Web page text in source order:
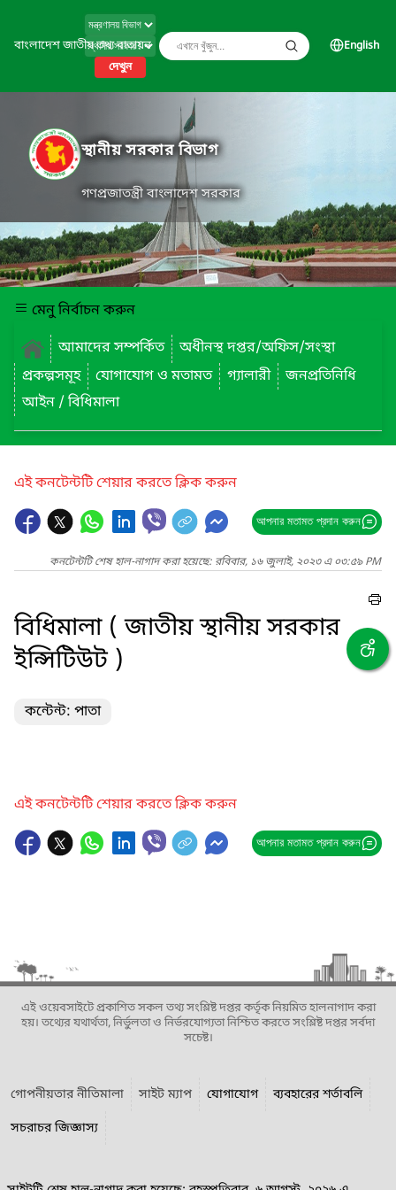
বাংলাদেশ জাতীয় তথ্য বাতায়ন
দেখুন
English
স্থানীয় সরকার বিভাগ
গণপ্রজাতন্ত্রী বাংলাদেশ সরকার
মেনু নির্বাচন করুন
আমাদের সম্পর্কিত
অধীনস্থ দপ্তর/অফিস/সংস্থা
প্রকল্পসমূহ
যোগাযোগ ও মতামত গ্যালারী
জনপ্রতিনিধি
আইন / বিধিমালা
এই কনটেন্টটি শেয়ার করতে ক্লিক করুন
আপনার মতামত প্রদান করুন
কনটেন্টটি শেষ হাল-নাগাদ করা হয়েছে: রবিবার, ১৬ জুলাই, ২০২৩ এ ০৩:৫৯ PM
বিধিমালা ( জাতীয় স্থানীয় সরকার
ইন্সিটিউট )
কন্টেন্ট: পাতা
এই কনটেন্টটি শেয়ার করতে ক্লিক করুন
আপনার মতামত প্রদান করুন
এই ওয়েবসাইটে প্রকাশিত সকল তথ্য সংশ্লিষ্ট দপ্তর কর্তৃক নিয়মিত হালনাগাদ করা
হয়। তথ্যের যথার্থতা, নির্ভুলতা ও নির্ভরযোগ্যতা নিশ্চিত করতে সংশ্লিষ্ট দপ্তর সর্বদা
সচেষ্ট।
গোপনীয়তার নীতিমালা সাইট ম্যাপ যোগাযোগ
ব্যবহারের শর্তাবলি
সচরাচর জিজ্ঞাস্য